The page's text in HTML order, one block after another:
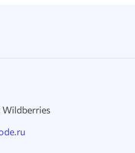
Wildberries